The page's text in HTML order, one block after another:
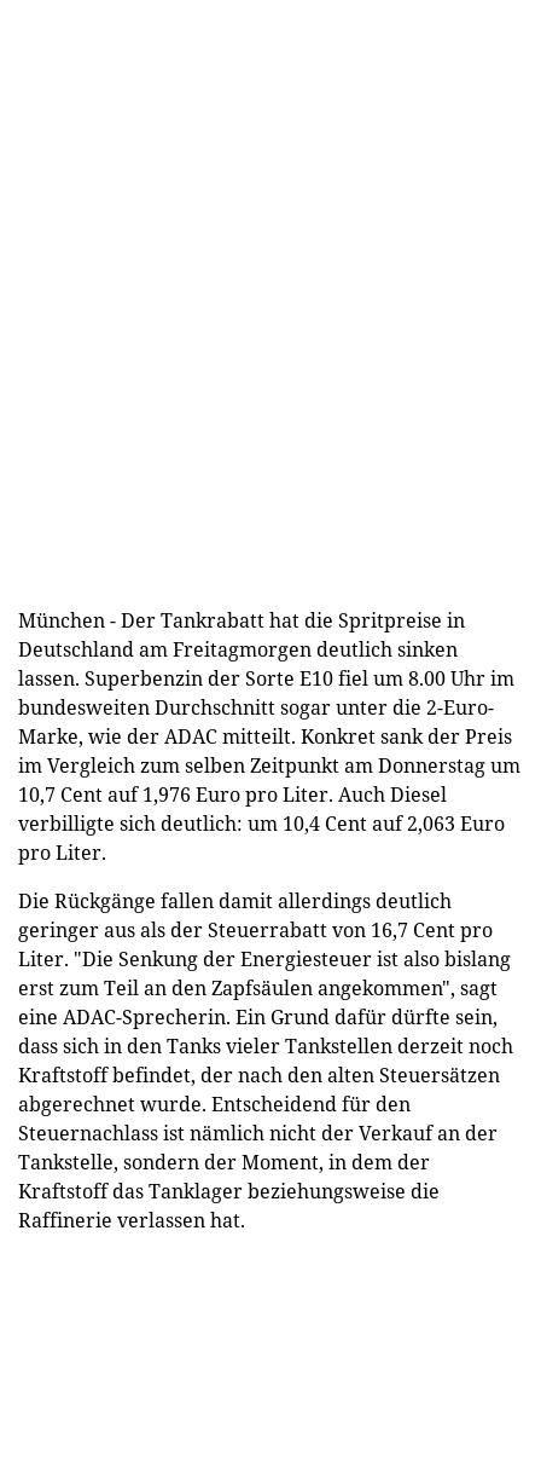
München - Der Tankrabatt hat die Spritpreise in
Deutschland am Freitagmorgen deutlich sinken
lassen. Superbenzin der Sorte E10 fiel um 8.00 Uhr im
bundesweiten Durchschnitt sogar unter die 2-Euro-
Marke, wie der ADAC mitteilt. Konkret sank der Preis
im Vergleich zum selben Zeitpunkt am Donnerstag um
10,7 Cent auf 1,976 Euro pro Liter. Auch Diesel
verbilligte sich deutlich: um 10,4 Cent auf 2,063 Euro
pro Liter.
Die Rückgänge fallen damit allerdings deutlich
geringer aus als der Steuerrabatt von 16,7 Cent pro
Liter. "Die Senkung der Energiesteuer ist also bislang
erst zum Teil an den Zapfsäulen angekommen", sagt
eine ADAC-Sprecherin. Ein Grund dafür dürfte sein,
dass sich in den Tanks vieler Tankstellen derzeit noch
Kraftstoff befindet, der nach den alten Steuersätzen
abgerechnet wurde. Entscheidend für den
Steuernachlass ist nämlich nicht der Verkauf an der
Tankstelle, sondern der Moment, in dem der
Kraftstoff das Tanklager beziehungsweise die
Raffinerie verlassen hat.